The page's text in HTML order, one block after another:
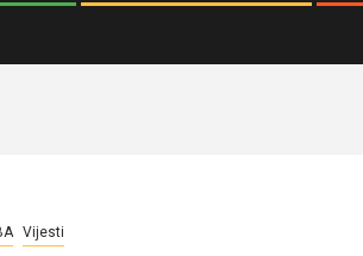
Vijesti